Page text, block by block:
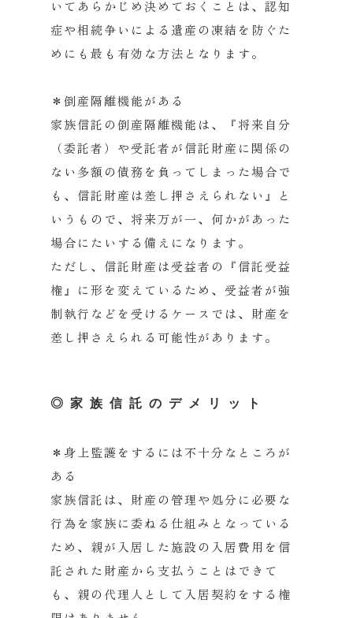
いてあらかじめ決めておくことは、認知
症や相続争いによる遺産の凍結を防ぐた
めにも最も有効な方法となります。
＊倒産隔離機能がある
家族信託の倒産隔離機能は、『将来自分
（委託者）や受託者が信託財産に関係の
ない多額の債務を負ってしまった場合で
も、信託財産は差し押さえられない』と
いうもので、将来万が一、何かがあった
場合にたいする備えになります。
ただし、信託財産は受益者の『信託受益
権』に形を変えているため、受益者が強
制執行などを受けるケースでは、財産を
差し押さえられる可能性があります。
◎家族信託のデメリット
＊身上監護をするには不十分なところが
ある
家族信託は、財産の管理や処分に必要な
行為を家族に委ねる仕組みとなっている
ため、親が入居した施設の入居費用を信
託された財産から支払うことはできて
も、親の代理人として入居契約をする権